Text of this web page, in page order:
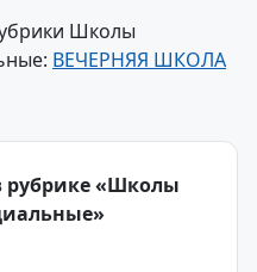
Школы
ВЕЧЕРНЯЯ ШКОЛА
рубрике «Школы